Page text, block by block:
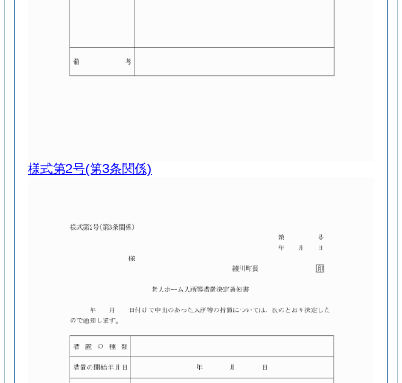
様式第2号(第3条関係)